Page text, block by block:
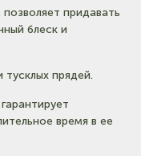
придавать
блеск и
прядей.
время в ее